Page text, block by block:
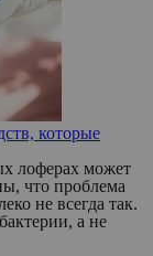
которые
лоферах может
что проблема
не всегда так.
а не